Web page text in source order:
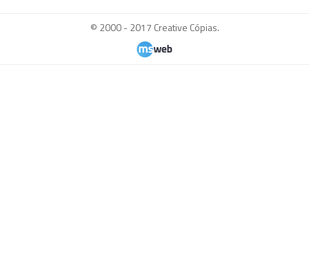
© 2000 - 2017 Creative Cópias.